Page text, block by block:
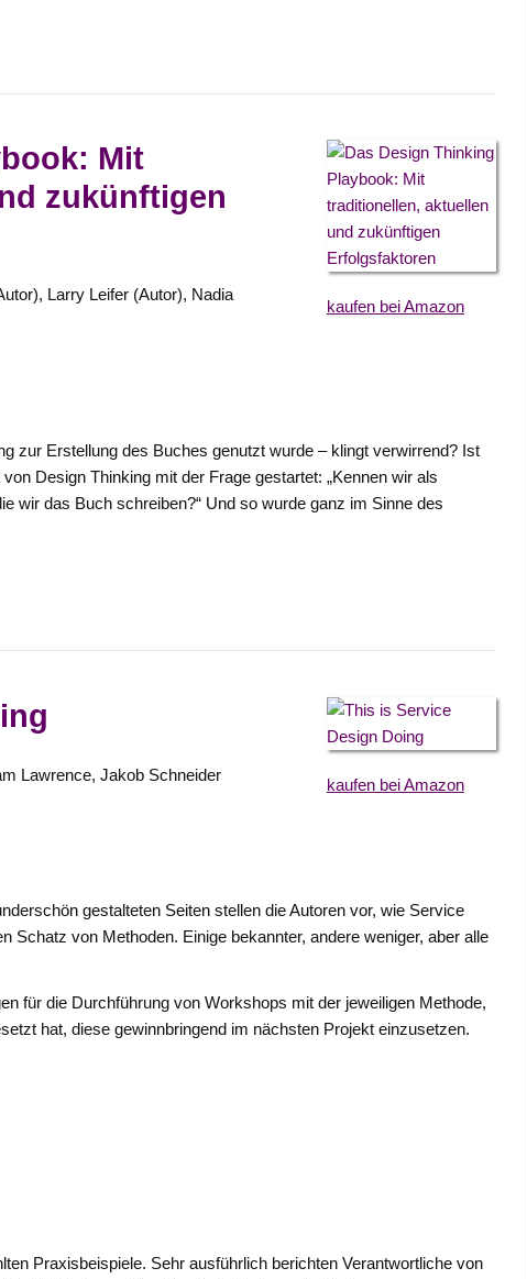
kaufen bei Amazon
Mit
zukünftigen
Larry Leifer (Autor), Nadia
zur Erstellung des Buches genutzt wurde – klingt verwirrend? Ist
Design Thinking mit der Frage gestartet: „Kennen wir als
wir das Buch schreiben?“ Und so wurde ganz im Sinne des
kaufen bei Amazon
Lawrence, Jakob Schneider
gestalteten Seiten stellen die Autoren vor, wie Service
Schatz von Methoden. Einige bekannter, andere weniger, aber alle
für die Durchführung von Workshops mit der jeweiligen Methode,
hat, diese gewinnbringend im nächsten Projekt einzusetzen.
Praxisbeispiele. Sehr ausführlich berichten Verantwortliche von